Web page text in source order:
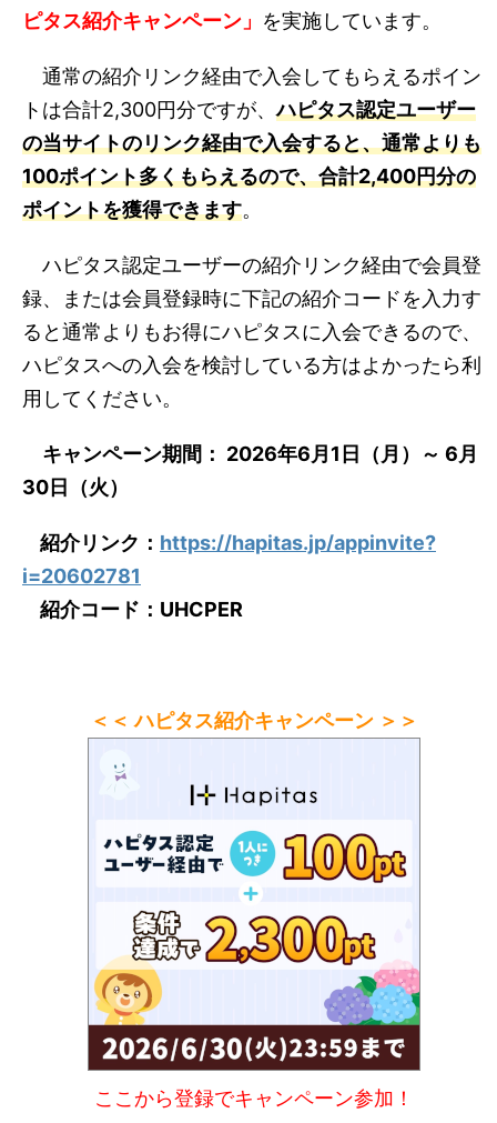
ピタス紹介キャンペーン」 を実施しています。
通常の紹介リンク経由で入会してもらえるポイン
トは合計2,300円分ですが、ハピタス認定ユーザー
の当サイトのリンク経由で入会すると、通常よりも
100ポイント多くもらえるので、合計2,400円分の
ポイントを獲得できます。
ハピタス認定ユーザーの紹介リンク経由で会員登
録、または会員登録時に下記の紹介コードを入力す
ると通常よりもお得にハピタスに入会できるので、
ハピタスへの入会を検討している方はよかったら利
用してください。
キャンペーン期間： 2026年6月1日（月）～ 6月
30日（火）
紹介リンク： https://hapitas.jp/appinvite?
i=20602781
紹介コード：UHCPER
＜＜ ハピタス紹介キャンペーン ＞＞
ここから登録でキャンペーン参加！